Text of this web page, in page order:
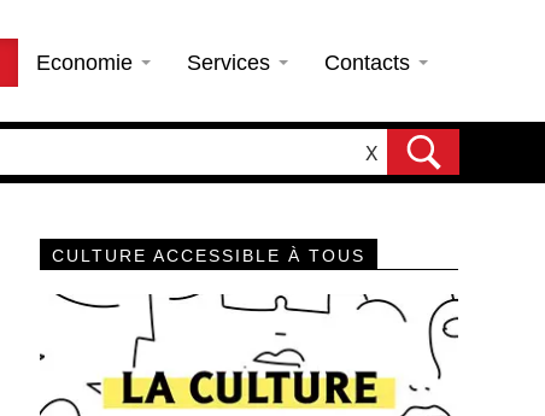
Economie Services Contacts
X
CULTURE ACCESSIBLE À TOUS